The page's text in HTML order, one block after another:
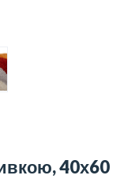
40х60